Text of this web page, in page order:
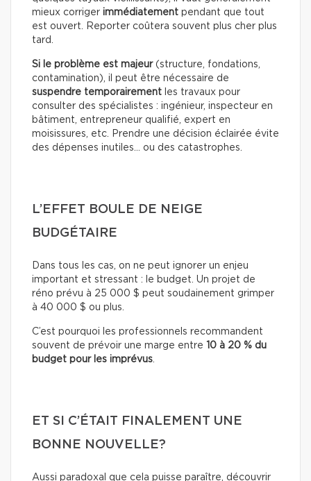
mieux corriger immédiatement pendant que tout
est ouvert. Reporter coûtera souvent plus cher plus
tard.
Si le problème est majeur(structure, fondations,
contamination), il peut être nécessaire de
suspendre temporairement les travaux pour
consulter des spécialistes : ingénieur, inspecteur en
bâtiment, entrepreneur qualifié, expert en
moisissures, etc. Prendre une décision éclairée évite
des dépenses inutiles… ou des catastrophes.
L’EFFET BOULE DE NEIGE
BUDGÉTAIRE
Dans tous les cas, on ne peut ignorer un enjeu
important et stressant : le budget. Un projet de
réno prévu à 25 000 $ peut soudainement grimper
à 40 000 $ ou plus.
C’est pourquoi les professionnels recommandent
souvent de prévoir une marge entre
10 à 20 % du
budget pour les imprévus.
ET SI C’ÉTAIT FINALEMENT UNE
BONNE NOUVELLE?
Aussi paradoxal que cela puisse paraître, découvrir